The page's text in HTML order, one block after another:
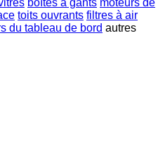
toits ouvrants filtres à air
du tableau de bord autres